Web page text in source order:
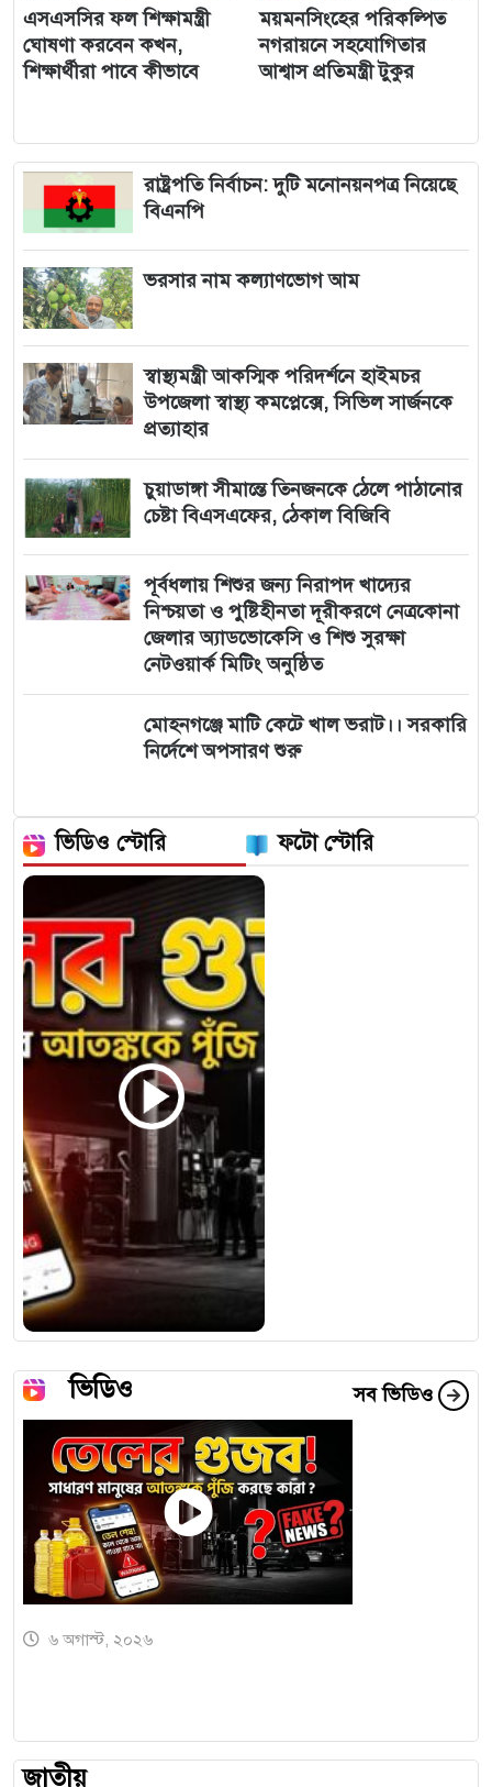
এসএসসির ফল শিক্ষামন্ত্রী
ঘোষণা করবেন কখন,
শিক্ষার্থীরা পাবে কীভাবে
ময়মনসিংহের পরিকল্পিত
নগরায়নে সহযোগিতার
আশ্বাস প্রতিমন্ত্রী টুকুর
রাষ্ট্রপতি নির্বাচন: দুটি মনোনয়নপত্র নিয়েছে
বিএনপি
ভরসার নাম কল্যাণভোগ আম
স্বাস্থ্যমন্ত্রী আকস্মিক পরিদর্শনে হাইমচর
উপজেলা স্বাস্থ্য কমপ্লেক্সে, সিভিল সার্জনকে
প্রত্যাহার
চুয়াডাঙ্গা সীমান্তে তিনজনকে ঠেলে পাঠানোর
চেষ্টা বিএসএফের, ঠেকাল বিজিবি
পূর্বধলায় শিশুর জন্য নিরাপদ খাদ্যের
নিশ্চয়তা ও পুষ্টিহীনতা দূরীকরণে নেত্রকোনা
জেলার অ্যাডভোকেসি ও শিশু সুরক্ষা
নেটওয়ার্ক মিটিং অনুষ্ঠিত
মোহনগঞ্জে মাটি কেটে খাল ভরাট।। সরকারি
নির্দেশে অপসারণ শুরু
ভিডিও স্টোরি ফটো স্টোরি
ভিডিও সব ভিডিও
৬ অগাস্ট, ২০২৬
জাতীয়